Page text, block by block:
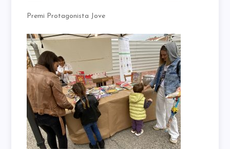
Premi Protagonista Jove